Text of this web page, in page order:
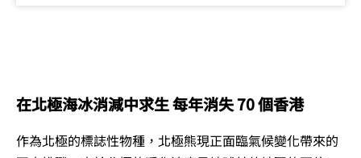
在北極海冰消減中求生 每年消失 70 個香港
作為北極的標誌性物種，北極熊現正面臨氣候變化帶來的